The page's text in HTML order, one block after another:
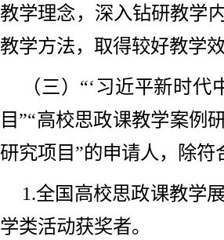
教学理念，深入钻研教学
教学方法，取得较好教学效
（三）“‘习近平新时
目”“高校思政课教学案例
研究项目”的申请人，除
1.全国高校思政课教学
学类活动获奖者。